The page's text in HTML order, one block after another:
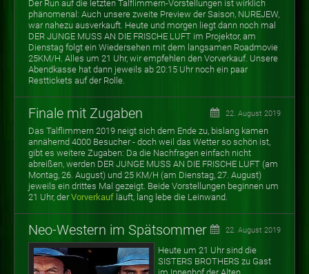
Der Run auf die letzten Talflimmern-Vorstellungen ist wirklich
phänomenal: Auch unsere zweite Preview der Saison, NUREJEW,
war nahezu ausverkauft. Heute und morgen liegt dann noch mal
DER JUNGE MUSS AN DIE FRISCHE LUFT im Projektor, am
Dienstag folgt ein Wiedersehen mit dem langsamen Roadmovie
25KM/H. Alles um 21 Uhr, wir empfehlen den Vorverkauf. Unsere
Abendkasse hat dann jeweils ab 20:15 Uhr noch ein paar
Resttickets auf der Rolle.
Finale mit Zugaben 22. August 2019
Das Talflimmern 2019 neigt sich dem Ende zu, bislang kamen
annähernd 4000 Besucher - doch weil das Wetter so schön ist,
gibt es weitere Zugaben: Da die Nachfragen einfach nicht
abreißen, werden DER JUNGE MUSS AN DIE FRISCHE LUFT (am
Montag, 26. August) und 25 KM/H (am Dienstag, 27. August)
jeweils ein drittes Mal gezeigt. Beide Vorstellungen beginnen um
21 Uhr, derVorverkauf läuft, lang lebe die Leinwand.
Neo-Western im Spätsommer 22. August 2019
Heute um 21 Uhr sind die
SISTERS BROTHERS zu Gast